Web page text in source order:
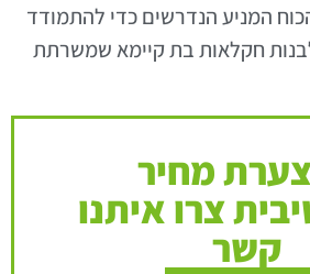
המניע הנדרשים כדי להתמודד
חקלאות בת קיימא שמשרתת
מחיר
צרו איתנו
קשר